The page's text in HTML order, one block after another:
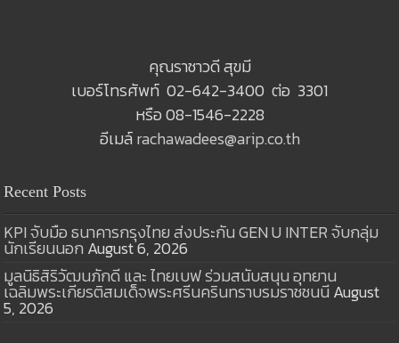
คุณราชาวดี สุขมี
เบอร์โทรศัพท์ 02-642-3400 ต่อ 3301
หรือ 08-1546-2228
อีเมล์rachawadees@arip.co.th
Recent Posts
KPI จับมือ ธนาคารกรุงไทย ส่งประกัน GEN U INTER จับกลุ่ม
นักเรียนนอก August 6, 2026
มูลนิธิสิริวัฒนภักดี และ ไทยเบฟ ร่วมสนับสนุน อุทยาน
เฉลิมพระเกียรติสมเด็จพระศรีนครินทราบรมราชชนนี August
5, 2026